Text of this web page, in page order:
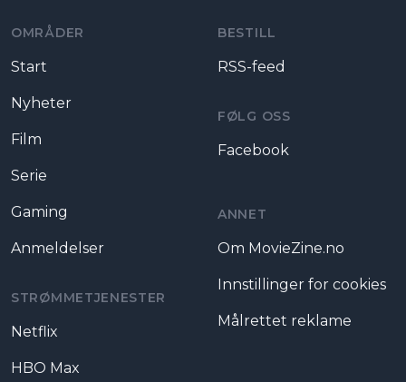
OMRÅDER
Start
Nyheter
Film
Serie
Gaming
Anmeldelser
STRØMMETJENESTER
Netflix
HBO Max
BESTILL
RSS-feed
FØLG OSS
Facebook
ANNET
Om MovieZine.no
Innstillinger for cookies
Målrettet reklame